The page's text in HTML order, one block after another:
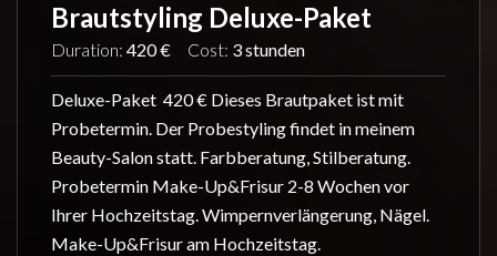
Brautstyling Deluxe-Paket
Duration: 420 € Cost: 3 stunden
Deluxe-Paket 420 € Dieses Brautpaket ist mit
Probetermin. Der Probestyling findet in meinem
Beauty-Salon statt. Farbberatung, Stilberatung.
Probetermin Make-Up&Frisur 2-8 Wochen vor
Ihrer Hochzeitstag. Wimpernverlängerung, Nägel.
Make-Up&Frisur am Hochzeitstag.